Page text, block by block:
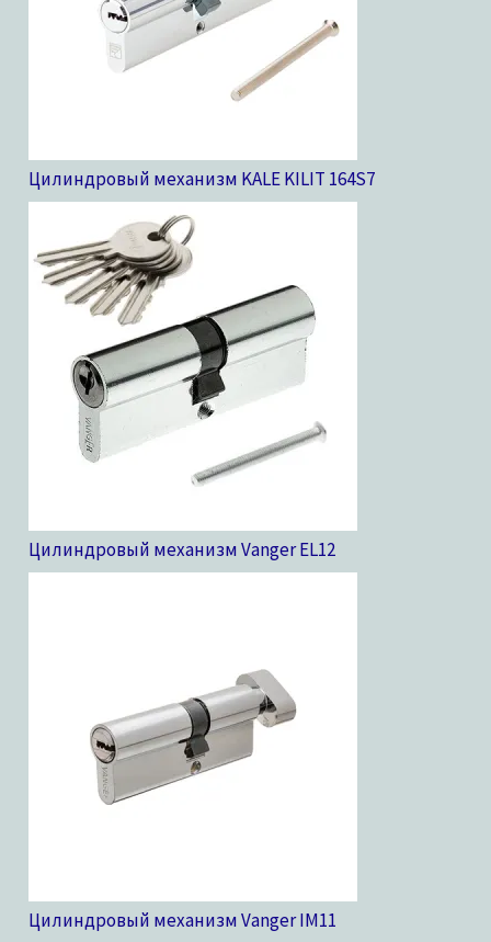
Цилиндровый механизм KALE KILIT 164S7
Цилиндровый механизм Vanger EL12
Цилиндровый механизм Vanger IM11